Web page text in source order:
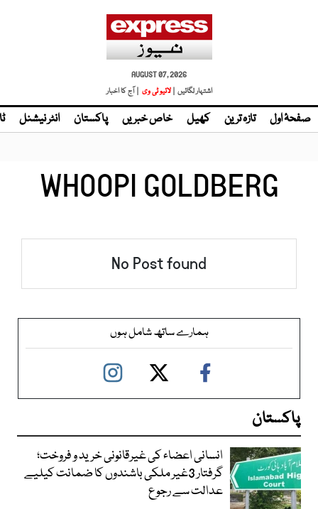
AUGUST 07, 2026
اشتہار لگائیں | لائیو ٹی وی | آج کا اخبار
صفحۂ اول تازہ ترین کھیل خاص خبریں پاکستان انٹر نیشنل
WHOOPI GOLDBERG
No Post found
ہمارے ساتھ شامل ہوں
پاکستان
انسانی اعضاء کی غیرقانونی خرید و فروخت؛
گرفتار 3غیر ملکی باشندوں کا ضمانت کیلیے
عدالت سے رجوع